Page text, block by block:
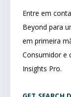
Entre em
Beyond para
em primeira
Consumidor e
Insights Pro.